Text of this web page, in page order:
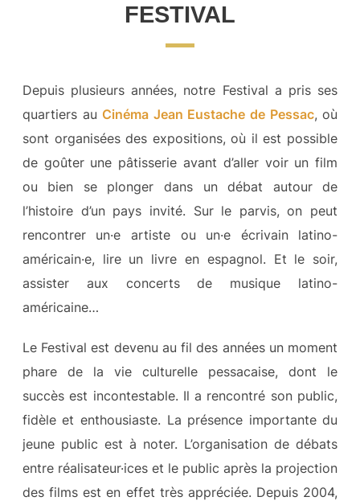
FESTIVAL
Depuis plusieurs années, notre Festival a pris ses
quartiers au Cinéma Jean Eustache de Pessac, où
sont organisées des expositions, où il est possible
de goûter une pâtisserie avant d’aller voir un film
ou bien se plonger dans un débat autour de
l’histoire d’un pays invité. Sur le parvis, on peut
rencontrer un·e artiste ou un·e écrivain latino-
américain·e, lire un livre en espagnol. Et le soir,
assister aux concerts de musique latino-
américaine…
Le Festival est devenu au fil des années un moment
phare de la vie culturelle pessacaise, dont le
succès est incontestable. Il a rencontré son public,
fidèle et enthousiaste. La présence importante du
jeune public est à noter. L’organisation de débats
entre réalisateur·ices et le public après la projection
des films est en effet très appréciée. Depuis 2004,